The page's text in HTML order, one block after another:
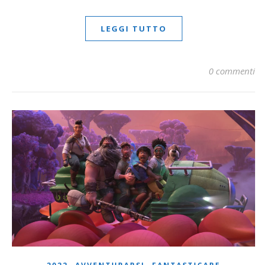
LEGGI TUTTO
0 commenti